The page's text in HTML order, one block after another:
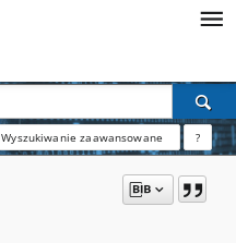
Wyszukiwanie zaawansowane ?